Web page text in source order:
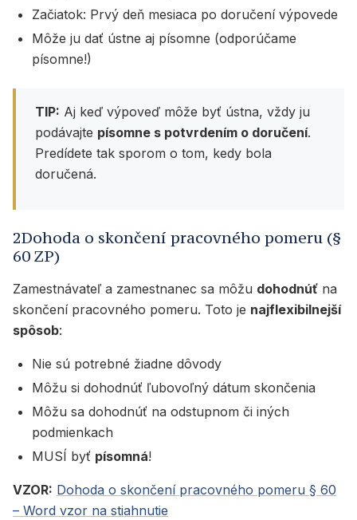
Začiatok: Prvý deň mesiaca po doručení výpovede
Môže ju dať ústne aj písomne (odporúčame
písomne!)
TIP: Aj keď výpoveď môže byť ústna, vždy ju
podávajte písomne s potvrdením o doručení.
Predídete tak sporom o tom, kedy bola
doručená.
2Dohoda o skončení pracovného pomeru (§
60 ZP)
Zamestnávateľ a zamestnanec sa môžu dohodnúť na
skončení pracovného pomeru. Toto je najflexibilnejší
spôsob:
Nie sú potrebné žiadne dôvody
Môžu si dohodnúť ľubovoľný dátum skončenia
Môžu sa dohodnúť na odstupnom či iných
podmienkach
MUSÍ byť písomná!
VZOR: Dohoda o skončení pracovného pomeru § 60
– Word vzor na stiahnutie